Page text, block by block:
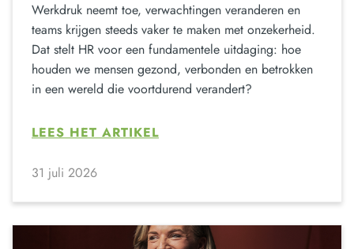
Werkdruk neemt toe, verwachtingen veranderen en
teams krijgen steeds vaker te maken met onzekerheid.
Dat stelt HR voor een fundamentele uitdaging: hoe
houden we mensen gezond, verbonden en betrokken
in een wereld die voortdurend verandert?
LEES HET ARTIKEL
31 juli 2026